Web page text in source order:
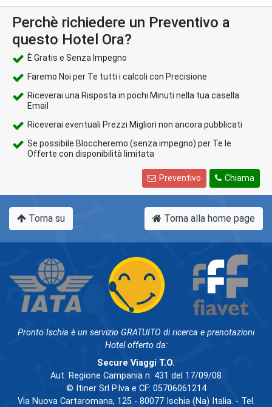
Perchè richiedere un Preventivo a
questo Hotel Ora?
È Gratis e Senza Impegno
Faremo Noi per Te tutti i calcoli con Precisione
Riceverai una Risposta in pochi Minuti nella tua casella
Email
Riceverai eventuali Prezzi Migliori non ancora pubblicati
Se possibile Bloccheremo (senza impegno) per Te le
Offerte con disponibilità limitata
Chiama
Preventivo
Torna su Torna alla home page
Pronto Ischia è un servizio GRATUITO di ricerca e prenotazioni
Hotel offerto da:
Secure Viaggi T.O.
Aut. Regione Campania n. 431 del 17/09/08
© Itiner Srl P.Iva e CF: 05706061214
Via Nuova Cartaromana, 125 - 80077 Ischia (Na) Italia. - Tel.